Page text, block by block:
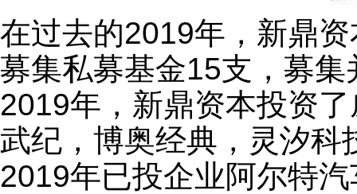
在过去的2019年，新鼎
募集私募基金15支，募
2019年，新鼎资本投资
武纪，博奥经典，灵汐科
2019年已投企业阿尔特